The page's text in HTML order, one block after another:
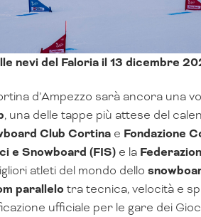
nevi del Faloria il 13 dicembre
d’Ampezzo sarà ancora una
, una delle tappe più attese del
Club Cortinae Fondazione
e Snowboard (FIS)e la
atleti del mondo dello
parallelotra tecnica, velocità e
ufficiale per le gare dei